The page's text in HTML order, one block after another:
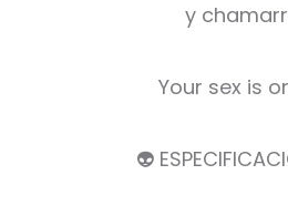
y
Your sex is
👽